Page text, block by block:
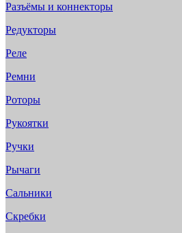
Разъёмы и коннекторы
Редукторы
Реле
Ремни
Роторы
Рукоятки
Ручки
Рычаги
Сальники
Скребки